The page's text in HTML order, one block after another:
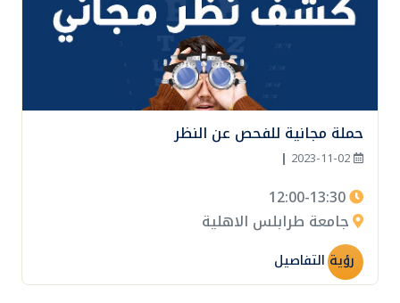
حملة مجانية للفحص عن النظر
2023-11-02
|
12:00-13:30
جامعة طرابلس الاهلية
رؤية التفاصيل